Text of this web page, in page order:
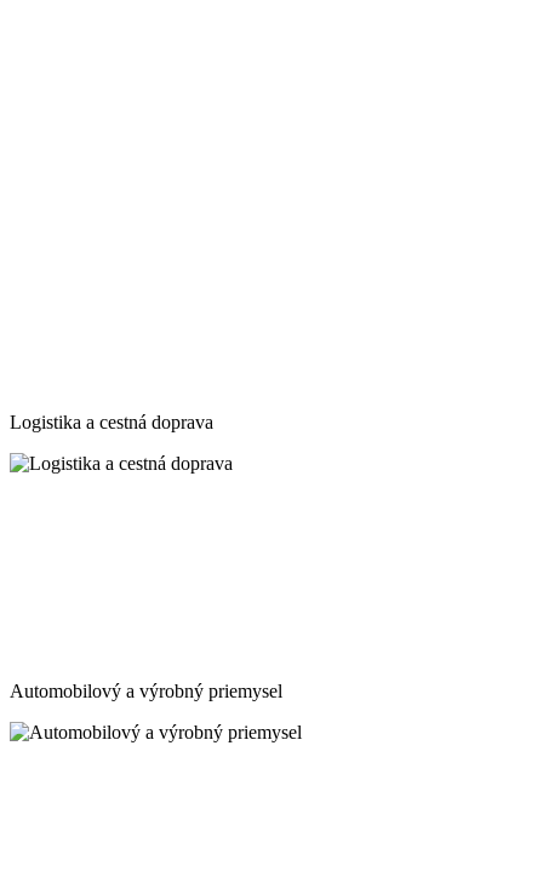
Logistika a cestná doprava
Automobilový a výrobný priemysel